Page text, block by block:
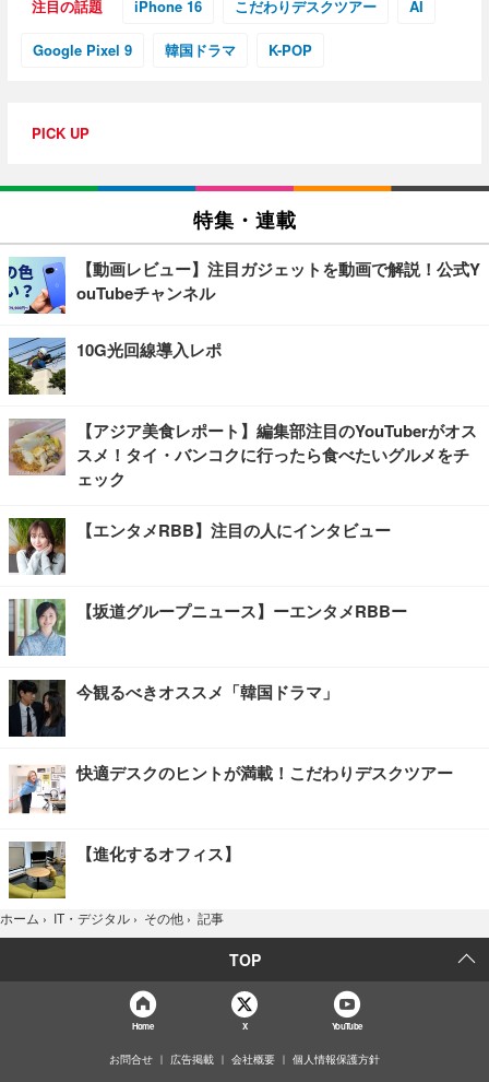
注目の話題 iPhone 16 こだわりデスクツアー AI
Google Pixel 9 韓国ドラマ K-POP
PICK UP
特集・連載
【動画レビュー】注目ガジェットを動画で解説！公式Y
ouTubeチャンネル
10G光回線導入レポ
【アジア美食レポート】編集部注目のYouTuberがオス
スメ！タイ・バンコクに行ったら食べたいグルメをチ
ェック
【エンタメRBB】注目の人にインタビュー
【坂道グループニュース】ーエンタメRBBー
今観るべきオススメ「韓国ドラマ」
快適デスクのヒントが満載！こだわりデスクツアー
【進化するオフィス】
ホーム › IT・デジタル › その他 › 記事
TOP
Home X YouTube
お問合せ 広告掲載 会社概要 個人情報保護方針